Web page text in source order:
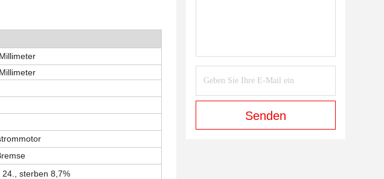
sterben 8,7%
Senden